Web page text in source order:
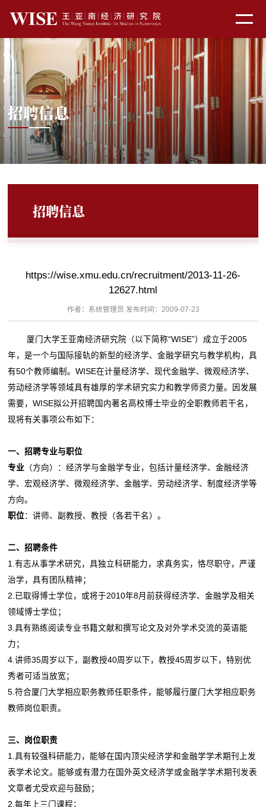
招聘信息
招聘信息
https://wise.xmu.edu.cn/recruitment/2013-11-26-
12627.html
作者：系统管理员 发布时间：2009-07-23
厦门大学王亚南经济研究院（以下简称“WISE”）成立于2005
年，是一个与国际接轨的新型的经济学、金融学研究与教学机构，具
有50个教师编制。WISE在计量经济学、现代金融学、微观经济学、
劳动经济学等领域具有雄厚的学术研究实力和教学师资力量。因发展
需要，WISE拟公开招聘国内著名高校博士毕业的全职教师若干名，
现将有关事项公布如下：
一、招聘专业与职位
专业 （方向）：经济学与金融学专业，包括计量经济学、金融经济
学、宏观经济学、微观经济学、金融学、劳动经济学、制度经济学等
方向。
职位 ：讲师、副教授、教授（各若干名）。
二、招聘条件
1.有志从事学术研究，具独立科研能力，求真务实，恪尽职守，严谨
治学，具有团队精神；
2.已取得博士学位，或将于2010年8月前获得经济学、金融学及相关
领域博士学位；
3.具有熟练阅读专业书籍文献和撰写论文及对外学术交流的英语能
力；
4.讲师35周岁以下，副教授40周岁以下，教授45周岁以下，特别优
秀者可适当放宽；
5.符合厦门大学相应职务教师任职条件，能够履行厦门大学相应职务
教师岗位职责。
三、岗位职责
1.具有较强科研能力，能够在国内顶尖经济学和金融学学术期刊上发
表学术论文。能够或有潜力在国外英文经济学或金融学学术期刊发表
文章者尤受欢迎与鼓励；
2.每年上三门课程；